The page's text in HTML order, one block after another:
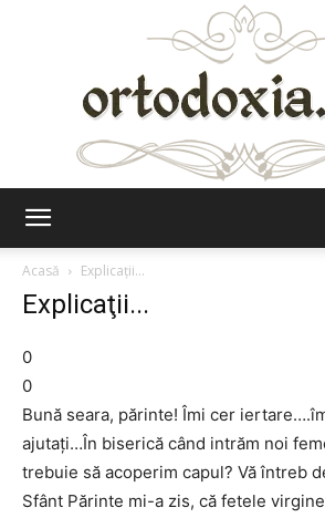
Acasă
Explicaţii...
Explicaţii...
0
0
Bună seara, părinte! Îmi cer
ajutaţi…În biserică când intrăm noi
trebuie să acoperim capul? Vă întreb
Sfânt Părinte mi-a zis, că fetele